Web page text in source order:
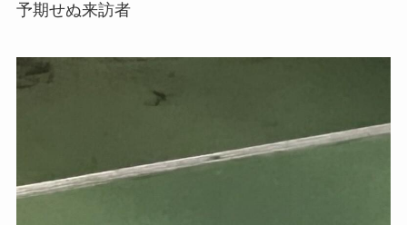
予期せぬ来訪者